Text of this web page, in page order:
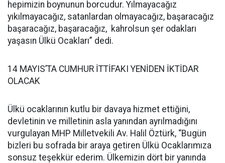
hepimizin boynunun borcudur. Yılmayacağız
yıkılmayacağız, satanlardan olmayacağız, başaracağız
başaracağız, başaracağız, kahrolsun şer odakları
yaşasın Ülkü Ocakları” dedi.
14 MAYIS’TA CUMHUR İTTİFAKI YENİDEN İKTİDAR
OLACAK
Ülkü ocaklarının kutlu bir davaya hizmet ettiğini,
devletinin ve milletinin asla yanından ayrılmadığını
vurgulayan MHP Milletvekili Av. Halil Öztürk, “Bugün
bizleri bu sofrada bir araya getiren Ülkü Ocaklarımıza
sonsuz teşekkür ederim. Ülkemizin dört bir yanında